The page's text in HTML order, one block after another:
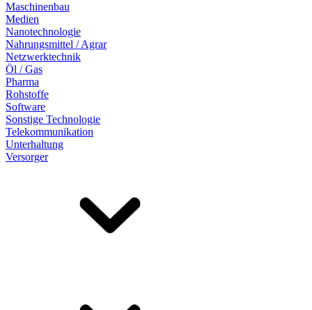
Maschinenbau
Medien
Nanotechnologie
Nahrungsmittel / Agrar
Netzwerktechnik
Öl / Gas
Pharma
Rohstoffe
Software
Sonstige Technologie
Telekommunikation
Unterhaltung
Versorger